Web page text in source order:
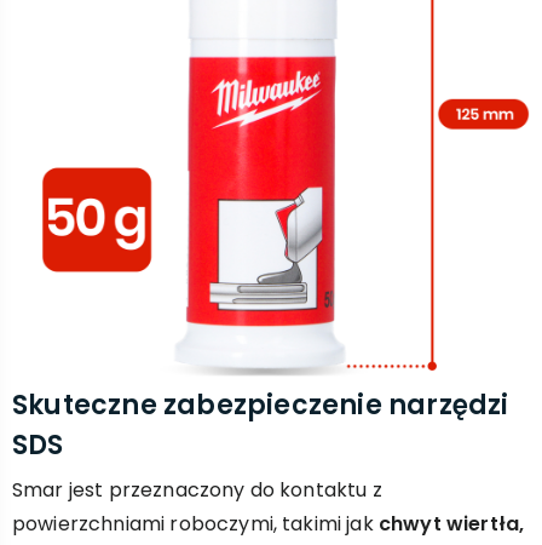
Skuteczne zabezpieczenie narzędzi
SDS
Smar jest przeznaczony do kontaktu z
powierzchniami roboczymi, takimi jak chwyt wiertła,